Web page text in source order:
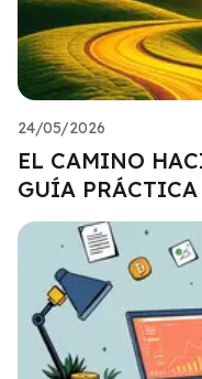
24/05/2026
EL CAMINO
GUÍA PRÁCTICA